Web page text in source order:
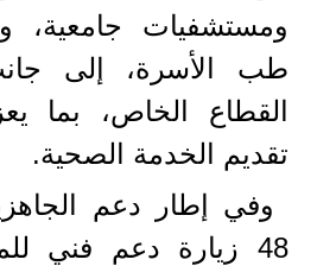
ومستشفيات جامعية،
طب الأسرة، إلى
القطاع الخاص، بما
تقديم الخدمة الصحية.
وفي إطار دعم
48 زيارة دعم فني